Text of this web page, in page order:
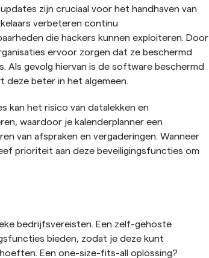
updates zijn cruciaal voor het handhaven van
verbeteren continu
die hackers kunnen exploiteren. Door
ervoor zorgen dat ze beschermd
Als gevolg hiervan is de software beschermd
deze beter in het algemeen.
kan het risico van datalekken en
waardoor je kalenderplanner een
van afspraken en vergaderingen. Wanneer
prioriteit aan deze beveiligingsfuncties om
bedrijfsvereisten. Een zelf-gehoste
bieden, zodat je deze kunt
Een one-size-fits-all oplossing?